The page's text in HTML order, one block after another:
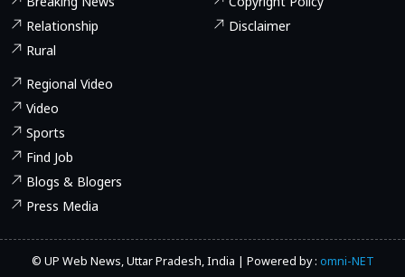
Relationship
Rural
Regional Video
Video
Sports
Find Job
Blogs & Blogers
Press Media
Disclaimer
© UP Web News, Uttar Pradesh, India | Powered by : omni-NET